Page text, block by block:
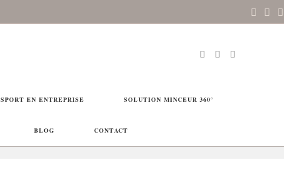
SPORT EN ENTREPRISE SOLUTION MINCEUR 360°
BLOG CONTACT